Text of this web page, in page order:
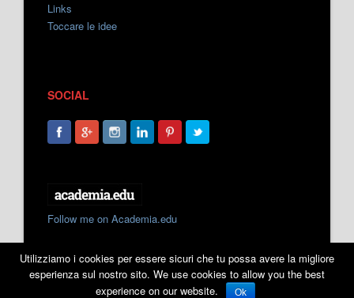
Links
Toccare le idee
SOCIAL
Follow me on Academia.edu
Utilizziamo i cookies per essere sicuri che tu possa avere la migliore
esperienza sul nostro sito. We use cookies to allow you the best
experience on our website.
Ok